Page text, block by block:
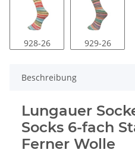
928-26 929-26
Beschreibung
Lungauer
Socks 6-fach
Ferner Wolle